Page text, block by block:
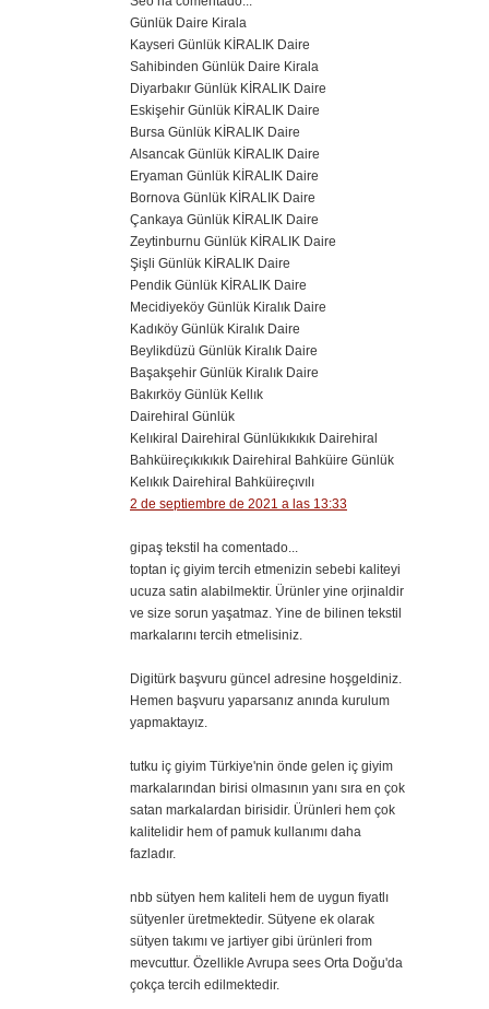
Günlük Daire Kirala
Kayseri Günlük KİRALIK Daire
Sahibinden Günlük Daire Kirala
Diyarbakır Günlük KİRALIK Daire
Eskişehir Günlük KİRALIK Daire
Bursa Günlük KİRALIK Daire
Alsancak Günlük KİRALIK Daire
Eryaman Günlük KİRALIK Daire
Bornova Günlük KİRALIK Daire
Çankaya Günlük KİRALIK Daire
Zeytinburnu Günlük KİRALIK Daire
Şişli Günlük KİRALIK Daire
Pendik Günlük KİRALIK Daire
Mecidiyeköy Günlük Kiralık Daire
Kadıköy Günlük Kiralık Daire
Beylikdüzü Günlük Kiralık Daire
Başakşehir Günlük Kiralık Daire
Bakırköy Günlük Kellık
Dairehiral Günlük
Kelıkiral Dairehiral Günlükıkıkık Dairehiral
Bahküireçıkıkıkık Dairehiral Bahküire Günlük
Kelıkık Dairehiral Bahküireçıvılı
2 de septiembre de 2021 a las 13:33
gipaş tekstil ha comentado...
toptan iç giyim tercih etmenizin sebebi kaliteyi
ucuza satin alabilmektir. Ürünler yine orjinaldir
ve size sorun yaşatmaz. Yine de bilinen tekstil
markalarını tercih etmelisiniz.
Digitürk başvuru güncel adresine hoşgeldiniz.
Hemen başvuru yaparsanız anında kurulum
yapmaktayız.
tutku iç giyim Türkiye'nin önde gelen iç giyim
markalarından birisi olmasının yanı sıra en çok
satan markalardan birisidir. Ürünleri hem çok
kalitelidir hem of pamuk kullanımı daha
fazladır.
nbb sütyen hem kaliteli hem de uygun fiyatlı
sütyenler üretmektedir. Sütyene ek olarak
sütyen takımı ve jartiyer gibi ürünleri from
mevcuttur. Özellikle Avrupa sees Orta Doğu'da
çokça tercih edilmektedir.